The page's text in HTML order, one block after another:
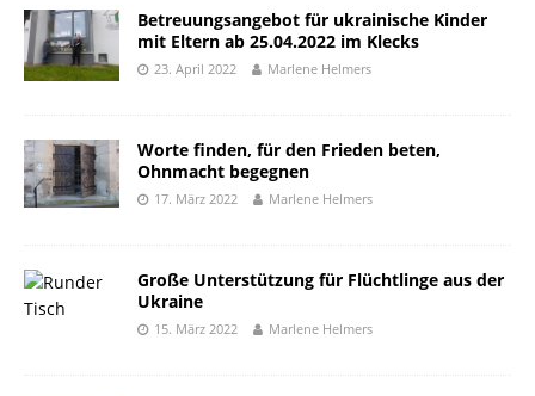
Betreuungsangebot für ukrainische Kinder
mit Eltern ab 25.04.2022 im Klecks
23. April 2022 Marlene Helmers
Worte finden, für den Frieden beten,
Ohnmacht begegnen
17. März 2022 Marlene Helmers
Große Unterstützung für Flüchtlinge aus der
Ukraine
15. März 2022 Marlene Helmers